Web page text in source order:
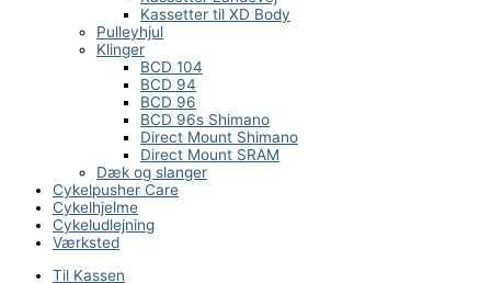
Kassetter til XD Body
Pulleyhjul
Klinger
BCD 104
BCD 94
BCD 96
BCD 96s Shimano
Direct Mount Shimano
Direct Mount SRAM
Dæk og slanger
Cykelpusher Care
Cykelhjelme
Cykeludlejning
Værksted
Til Kassen